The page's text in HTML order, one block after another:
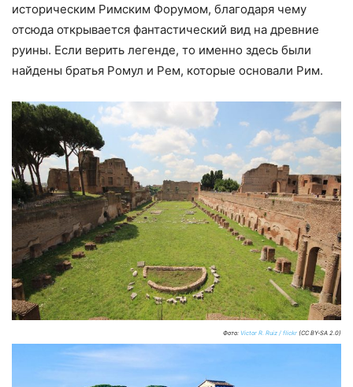
историческим Римским Форумом, благодаря чему
отсюда открывается фантастический вид на древние
руины. Если верить легенде, то именно здесь были
найдены братья Ромул и Рем, которые основали Рим.
Фото: Victor R. Ruiz / flickr (CC BY-SA 2.0)